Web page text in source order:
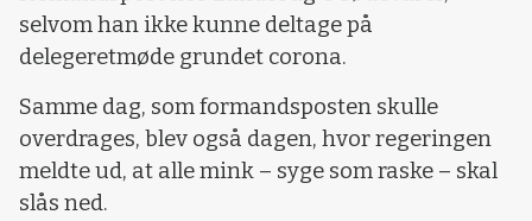
selvom han ikke kunne deltage på
delegeretmøde grundet corona.
Samme dag, som formandsposten skulle
overdrages, blev også dagen, hvor regeringen
meldte ud, at alle mink – syge som raske – skal
slås ned.